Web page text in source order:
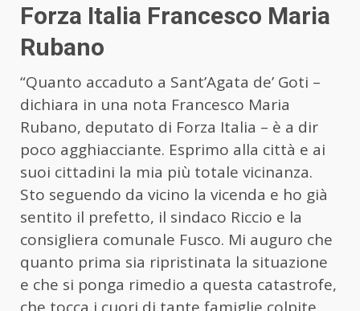
Forza Italia Francesco Maria
Rubano
“Quanto accaduto a Sant’Agata de’ Goti –
dichiara in una nota Francesco Maria
Rubano, deputato di Forza Italia – è a dir
poco agghiacciante. Esprimo alla città e ai
suoi cittadini la mia più totale vicinanza.
Sto seguendo da vicino la vicenda e ho già
sentito il prefetto, il sindaco Riccio e la
consigliera comunale Fusco. Mi auguro che
quanto prima sia ripristinata la situazione
e che si ponga rimedio a questa catastrofe,
che tocca i cuori di tante famiglie colpite